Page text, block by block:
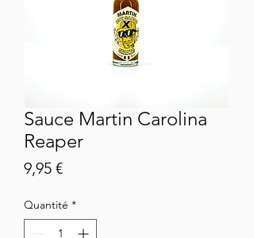
Sauce Martin Carolina
Reaper
9,95 €Prix
Quantité *